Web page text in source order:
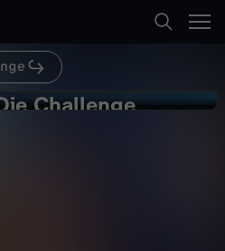
Challenge ZDFtivi
Zurück